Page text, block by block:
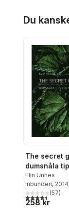
Du
The secret
dumsnåla
nygamla
Elin Unnes
Inbunden, 2014
4,5utav 5(57)
258 kr